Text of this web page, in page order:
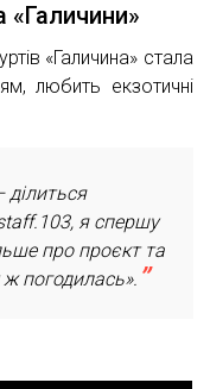
«Галичини»
«Галичина» стала
любить екзотичні
ділиться
я спершу
про проєкт та
погодилась».